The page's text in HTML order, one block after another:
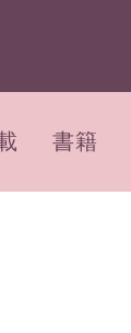
書籍